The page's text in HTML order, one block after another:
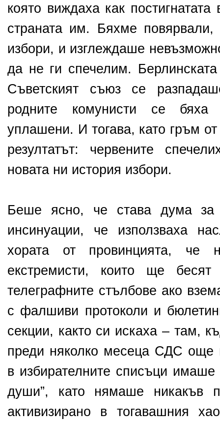
която виждаха как
страната им. Бяхме
избори, и изглеждаше
да не ги спечелим.
Съветският съюз се
родните комунисти се бяха
уплашени. И тогава, като гръм
резултатът: червените
новата ни история избори.
Беше ясно, че става дума за
инсинуации, че използваха
хората от провинцията, че
екстремисти, които ще
телеграфните стълбове ако
с фалшиви протоколи и
секции, както си искаха – там,
преди няколко месеца СДС още
в избирателните списъци
души”, като нямаше никакъв
активизирано в тогавашния